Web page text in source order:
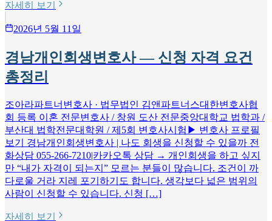
자세히 보기
2026년 5월 11일
경남개인회생변호사 — 신청 자격 요건
총정리
조아라파트너변호사 · 법무법인 김앤파트너스대한변호사협
회 등록 이혼 전문변호사 / 창원 도산 전문중앙대학교 법학과 /
부산대 법학전문대학원 / 제5회 변호사시험▶ 변호사 프로필
보기 경남개인회생변호사 | 나도 회생을 신청할 수 있을까 전
화상담 055-266-7210|카카오톡 상담 → 개인회생을 하고 싶지
만 “내가 자격이 되는지” 모르는 분들이 많습니다. 조건이 까
다로울 거라 지레 포기하기도 합니다. 생각보다 넓은 범위의
사람이 신청할 수 있습니다. 신청 […]
자세히 보기